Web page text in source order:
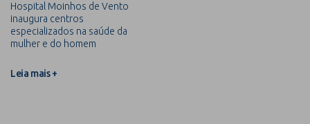
Hospital Moinhos de Vento
inaugura centros
especializados na saúde da
mulher e do homem
Leia mais +